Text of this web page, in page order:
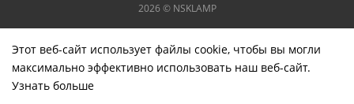
2026 © NSKLAMP
Этот веб-сайт использует файлы cookie, чтобы вы могли
максимально эффективно использовать наш веб-сайт.
Узнать больше